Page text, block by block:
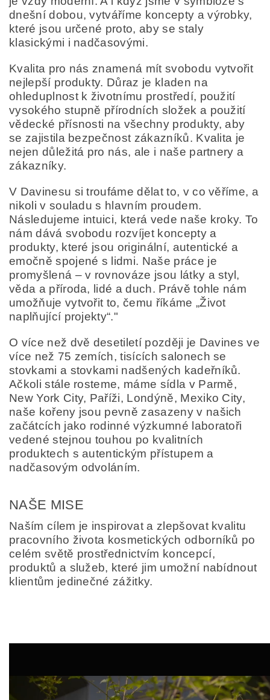
dnešní dobou, vytváříme koncepty a výrobky,
které jsou určené proto, aby se staly
klasickými i nadčasovými.
Kvalita pro nás znamená mít svobodu vytvořit
nejlepší produkty. Důraz je kladen na
ohleduplnost k životnímu prostředí, použití
vysokého stupně přírodních složek a použití
vědecké přísnosti na všechny produkty, aby
se zajistila bezpečnost zákazníků. Kvalita je
nejen důležitá pro nás, ale i naše partnery a
zákazníky.
V Davinesu si troufáme dělat to, v co věříme, a
nikoli v souladu s hlavním proudem.
Následujeme intuici, která vede naše kroky. To
nám dává svobodu rozvíjet koncepty a
produkty, které jsou originální, autentické a
emočně spojené s lidmi. Naše práce je
promyšlená – v rovnováze jsou látky a styl,
věda a příroda, lidé a duch. Právě tohle nám
umožňuje vytvořit to, čemu říkáme „Život
naplňující projekty“."
O více než dvě desetiletí později je Davines ve
více než 75 zemích, tisících salonech se
stovkami a stovkami nadšených kadeřníků.
Ačkoli stále rosteme, máme sídla v Parmě,
New York City, Paříži, Londýně, Mexiko City,
naše kořeny jsou pevně zasazeny v našich
začátcích jako rodinné výzkumné laboratoři
vedené stejnou touhou po kvalitních
produktech s autentickým přístupem a
nadčasovým odvoláním.
NAŠE MISE
Naším cílem je inspirovat a zlepšovat kvalitu
pracovního života kosmetických odborníků po
celém světě prostřednictvím koncepcí,
produktů a služeb, které jim umožní nabídnout
klientům jedinečné zážitky.